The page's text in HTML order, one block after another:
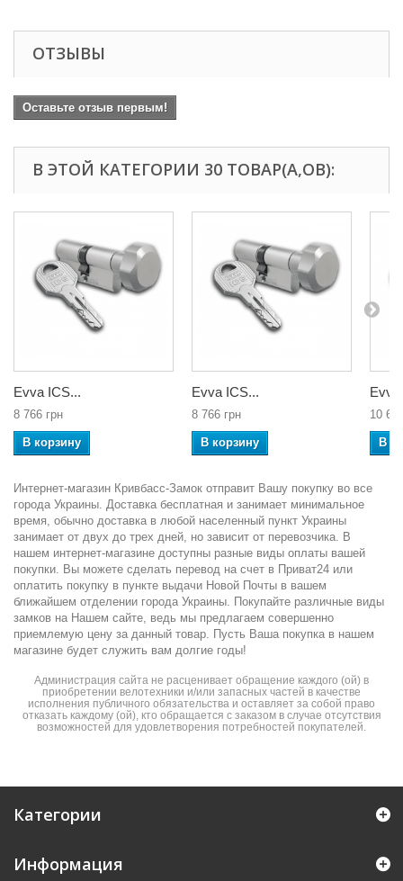
ОТЗЫВЫ
Оставьте отзыв первым!
В ЭТОЙ КАТЕГОРИИ 30 ТОВАР(А,ОВ):
Evva ICS...
8 766 грн
В корзину
Evva ICS...
8 766 грн
В корзину
10
В
Интернет-магазин Кривбасс-Замок отправит Вашу покупку во все
города Украины. Доставка бесплатная и занимает минимальное
время, обычно доставка в любой населенный пункт Украины
занимает от двух до трех дней, но зависит от перевозчика. В
нашем интернет-магазине доступны разные виды оплаты вашей
покупки. Вы можете сделать перевод на счет в Приват24 или
оплатить покупку в пункте выдачи Новой Почты в вашем
ближайшем отделении города Украины. Покупайте различные виды
замков на Нашем сайте, ведь мы предлагаем совершенно
приемлемую цену за данный товар. Пусть Ваша покупка в нашем
магазине будет служить вам долгие годы!
Администрация сайта не расценивает обращение каждого (ой) в
приобретении велотехники и/или запасных частей в качестве
исполнения публичного обязательства и оставляет за собой право
отказать каждому (ой), кто обращается с заказом в случае отсутствия
возможностей для удовлетворения потребностей покупателей.
Категории
Информация